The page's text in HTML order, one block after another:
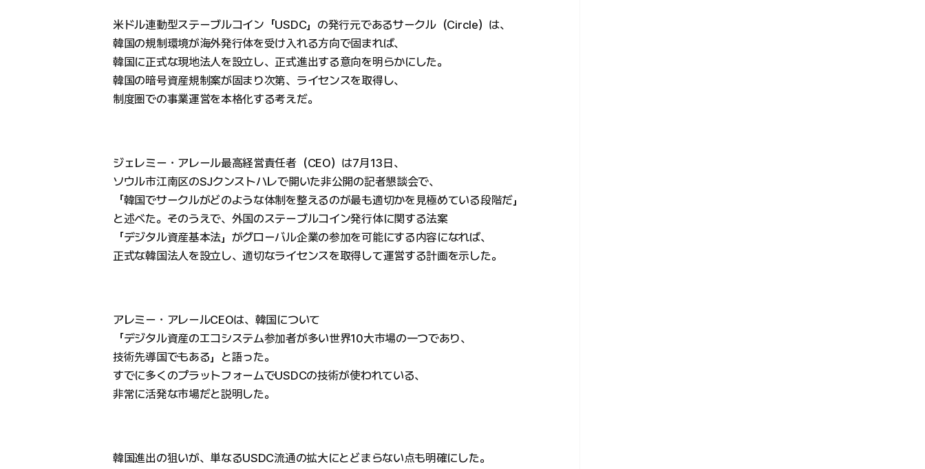
米ドル連動型ステーブルコイン「USDC」の発行元であるサークル（Circle）は、
韓国の規制環境が海外発行体を受け入れる方向で固まれば、
韓国に正式な現地法人を設立し、正式進出する意向を明らかにした。
韓国の暗号資産規制案が固まり次第、ライセンスを取得し、
制度圏での事業運営を本格化する考えだ。
ジェレミー・アレール最高経営責任者（CEO）は7月13日、
ソウル市江南区のSJクンストハレで開いた非公開の記者懇談会で、
「韓国でサークルがどのような体制を整えるのが最も適切かを見極めている段階だ」
と述べた。そのうえで、外国のステーブルコイン発行体に関する法案
「デジタル資産基本法」がグローバル企業の参加を可能にする内容になれば、
正式な韓国法人を設立し、適切なライセンスを取得して運営する計画を示した。
アレミー・アレールCEOは、韓国について
「デジタル資産のエコシステム参加者が多い世界10大市場の一つであり、
技術先導国でもある」と語った。
すでに多くのプラットフォームでUSDCの技術が使われている、
非常に活発な市場だと説明した。
韓国進出の狙いが、単なるUSDC流通の拡大にとどまらない点も明確にした。